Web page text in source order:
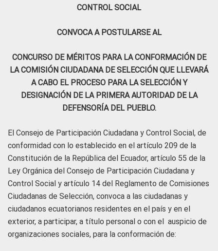
CONTROL SOCIAL
CONVOCA A POSTULARSE AL
CONCURSO DE MÉRITOS PARA LA CONFORMACIÓN DE
LA COMISIÓN CIUDADANA DE SELECCIÓN QUE LLEVARÁ
A CABO EL PROCESO PARA LA SELECCIÓN Y
DESIGNACIÓN DE LA PRIMERA AUTORIDAD DE LA
DEFENSORÍA DEL PUEBLO.
El Consejo de Participación Ciudadana y Control Social, de
conformidad con lo establecido en el artículo 209 de la
Constitución de la República del Ecuador, artículo 55 de la
Ley Orgánica del Consejo de Participación Ciudadana y
Control Social y artículo 14 del Reglamento de Comisiones
Ciudadanas de Selección, convoca a las ciudadanas y
ciudadanos ecuatorianos residentes en el país y en el
exterior, a participar, a título personal o con el auspicio de
organizaciones sociales, para la conformación de: